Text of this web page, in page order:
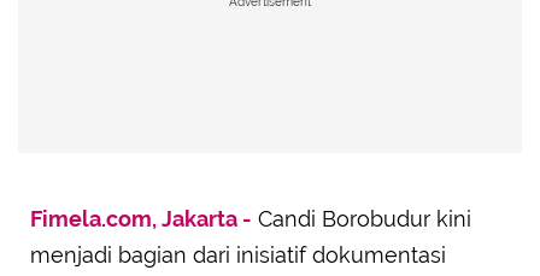
Fimela.com, Jakarta - Candi Borobudur kini
menjadi bagian dari inisiatif dokumentasi